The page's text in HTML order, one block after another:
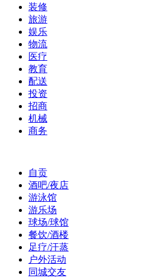
装修
旅游
娱乐
物流
医疗
教育
配送
投资
招商
机械
商务
自贡
酒吧/夜店
游泳馆
游乐场
球场/球馆
餐饮/酒楼
足疗/汗蒸
户外活动
同城交友